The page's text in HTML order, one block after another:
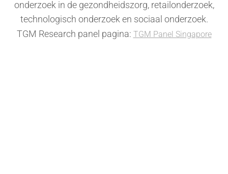
onderzoek in de gezondheidszorg, retailonderzoek,
technologisch onderzoek en sociaal onderzoek.
TGM Research panel pagina: TGM Panel Singapore